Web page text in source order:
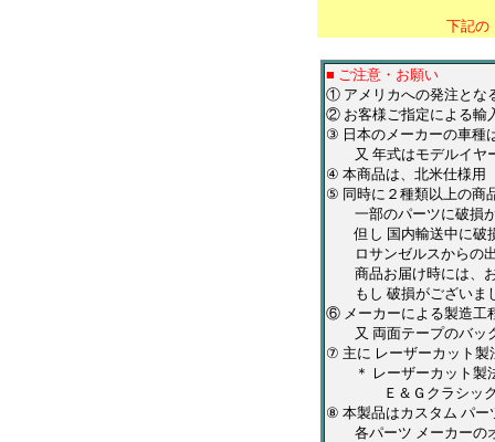
下記の
■ ご注意・お願い
① アメリカへの発注とな
② お客様ご指定による輸
③ 日本のメーカーの車種
又 年式はモデルイヤー
④ 本商品は、北米仕様用
⑤ 同時に２種類以上の商
一部のパーツに破損が
但し 国内輸送中に破損
ロサンゼルスからの出
商品お届け時には、お
もし 破損がございまし
⑥ メーカーによる製造工
又 両面テープのバッ
⑦ 主に レーザーカット製
＊ レーザーカット製法
Ｅ＆Ｇクラシックス・
⑧ 本製品はカスタム パー
各パーツ メーカーのオ